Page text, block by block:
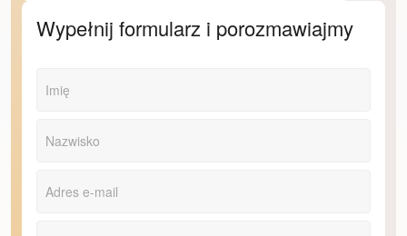
Wypełnij formularz i porozmawiajmy